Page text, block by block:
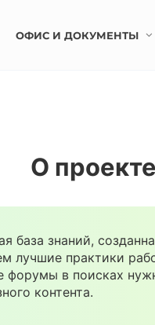
ОФИС И ДОКУМЕНТЫ
О
база знаний,
лучшие практики
форумы в поисках
контента.